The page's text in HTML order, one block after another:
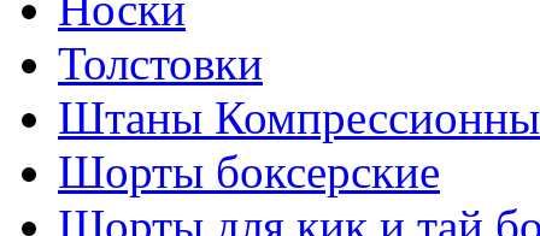
Толстовки
Штаны
Шорты боксерские
Шорты для кик и тай